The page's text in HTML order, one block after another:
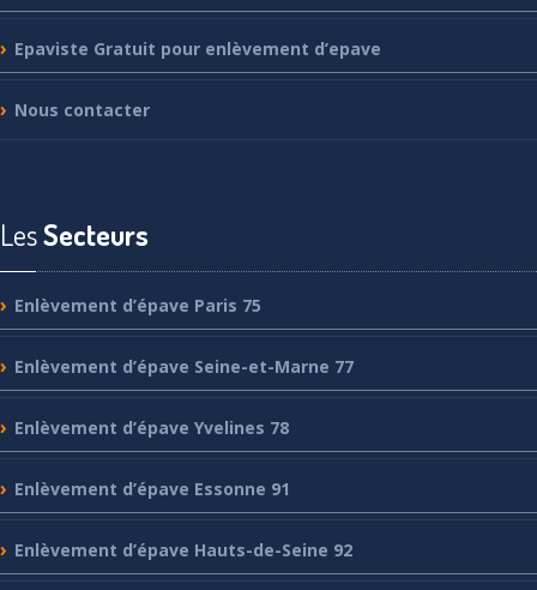
Epaviste Gratuit pour enlèvement d’epave
Nous contacter
LesSecteurs
Enlèvement d’épave Paris 75
Enlèvement d’épave Seine-et-Marne 77
Enlèvement d’épave Yvelines 78
Enlèvement d’épave Essonne 91
Enlèvement d’épave Hauts-de-Seine 92